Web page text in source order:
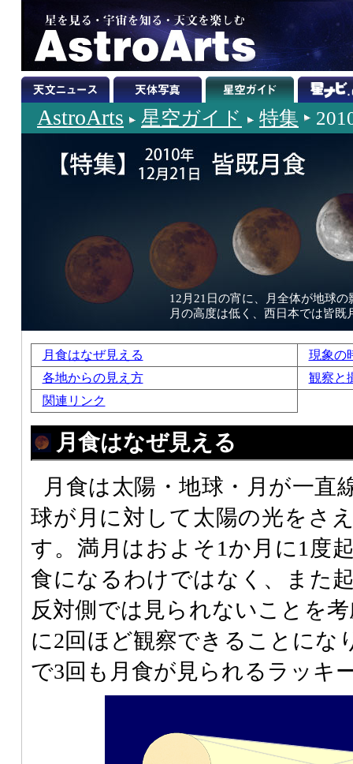
AstroArts 星空ガイド 特集
12月21日の宵に、月全体が地球
月の高度は低く、西日本では皆
月食はなぜ見える
現象の
各地からの見え方
観察と
関連リンク
月食はなぜ見える
月食は太陽・地球・月が一直
球が月に対して太陽の光をさ
す。満月はおよそ1か月に1度
食になるわけではなく、また
反対側では見られないことを
に2回ほど観察できることにな
で3回も月食が見られるラッキ